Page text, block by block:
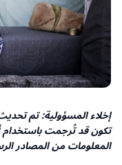
تكون قد تُرجمت باستخدام
المعلومات من المصادر